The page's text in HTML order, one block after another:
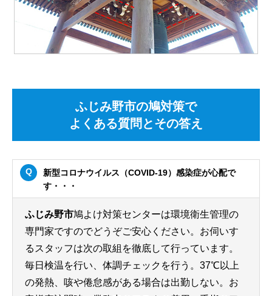
ふじみ野市の鳩対策で
よくある質問とその答え
新型コロナウイルス（COVID-19）感染症が心配で
す・・・
ふじみ野市鳩よけ対策センターは環境衛生管理の
専門家ですのでどうぞご安心ください。お伺いす
るスタッフは次の取組を徹底して行っています。
毎日検温を行い、体調チェックを行う。37℃以上
の発熱、咳や倦怠感がある場合は出勤しない。お